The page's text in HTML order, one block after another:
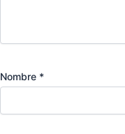
Nombre *